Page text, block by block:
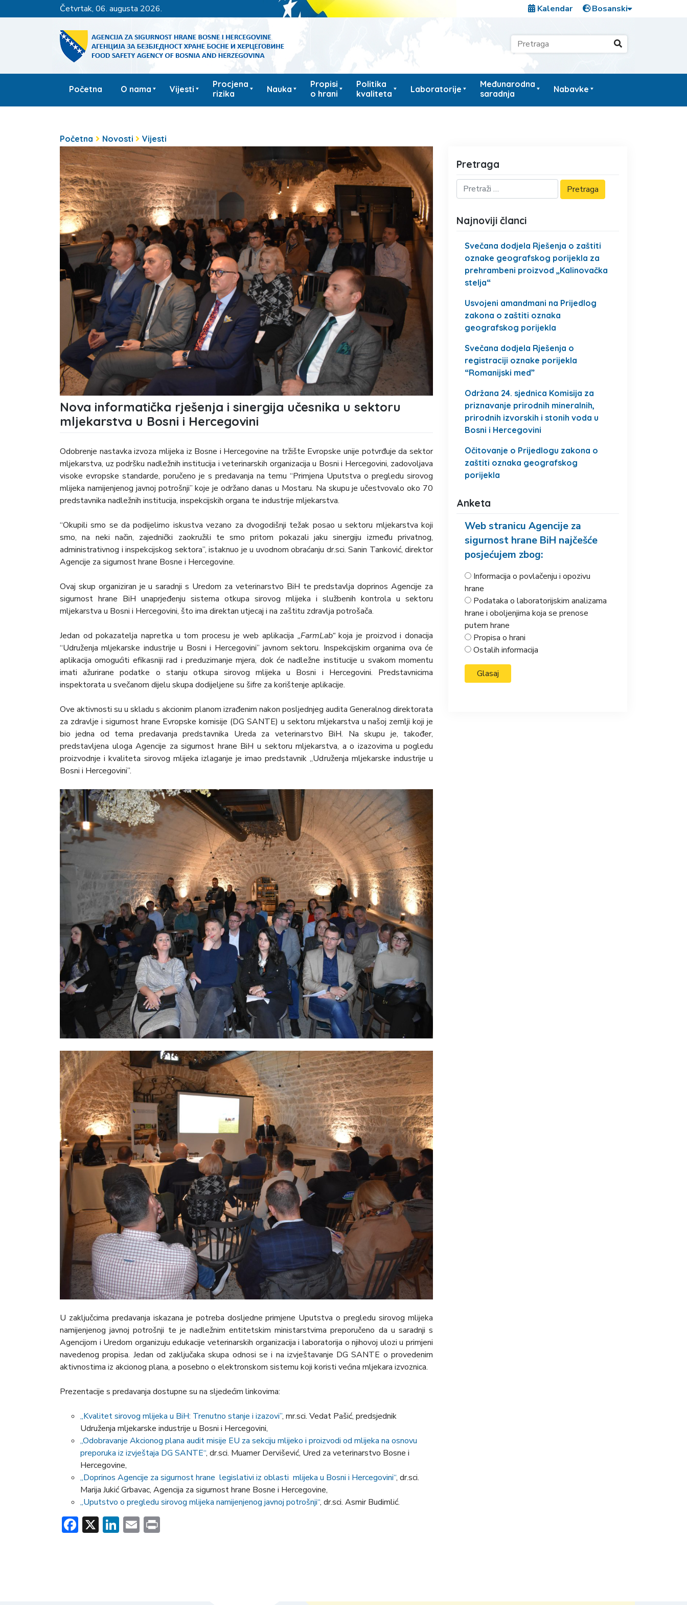
četvrtak, 06. augusta 2026. Kalendar
Početna O nama Vijesti
Procjena
rizika
Nauka
Propisi
o hrani
Politika
kvaliteta
Laboratorije
Međunarodna
saradnja
Nabavke
Početna Novosti Vijesti
Nova informatička rješenja i sinergija učesnika u sektoru
mljekarstva u Bosni i Hercegovini
Odobrenje nastavka izvoza mlijeka iz Bosne i Hercegovine na tržište Evropske unije potvrđuje da sektor
mljekarstva, uz podršku nadležnih institucija i veterinarskih organizacija u Bosni i Hercegovini, zadovoljava
visoke evropske standarde, poručeno je s predavanja na temu “Primjena Uputstva o pregledu sirovog
mlijeka namijenjenog javnoj potrošnji” koje je održano danas u Mostaru. Na skupu je učestvovalo oko 70
predstavnika nadležnih institucija, inspekcijskih organa te industrije mljekarstva.
“Okupili smo se da podijelimo iskustva vezano za dvogodišnji težak posao u sektoru mljekarstva koji
smo, na neki način, zajednički zaokružili te smo pritom pokazali jaku sinergiju između privatnog,
administrativnog i inspekcijskog sektora”, istaknuo je u uvodnom obraćanju dr.sci. Sanin Tanković, direktor
Agencije za sigurnost hrane Bosne i Hercegovine.
Ovaj skup organiziran je u saradnji s Uredom za veterinarstvo BiH te predstavlja doprinos Agencije za
sigurnost hrane BiH unaprjeđenju sistema otkupa sirovog mlijeka i službenih kontrola u sektoru
mljekarstva u Bosni i Hercegovini, što ima direktan utjecaj i na zaštitu zdravlja potrošača.
Jedan od pokazatelja napretka u tom procesu je web aplikacija „FarmLab“koja je proizvod i donacija
“Udruženja mljekarske industrije u Bosni i Hercegovini” javnom sektoru. Inspekcijskim organima ova će
aplikacija omogućiti efikasniji rad i preduzimanje mjera, dok će nadležne institucije u svakom momentu
imati ažurirane podatke o stanju otkupa sirovog mlijeka u Bosni i Hercegovini. Predstavnicima
inspektorata u svečanom dijelu skupa dodijeljene su šifre za korištenje aplikacije.
Ove aktivnosti su u skladu s akcionim planom izrađenim nakon posljednjeg audita Generalnog direktorata
za zdravlje i sigurnost hrane Evropske komisije (DG SANTE) u sektoru mljekarstva u našoj zemlji koji je
bio jedna od tema predavanja predstavnika Ureda za veterinarstvo BiH. Na skupu je, također,
predstavljena uloga Agencije za sigurnost hrane BiH u sektoru mljekarstva, a o izazovima u pogledu
proizvodnje i kvaliteta sirovog mlijeka izlaganje je imao predstavnik „Udruženja mljekarske industrije u
Bosni i Hercegovini”.
U zaključcima predavanja iskazana je potreba dosljedne primjene Uputstva o pregledu sirovog mlijeka
namijenjenog javnoj potrošnji te je nadležnim entitetskim ministarstvima preporučeno da u saradnji s
Agencijom i Uredom organizuju edukacije veterinarskih organizacija i laboratorija o njihovoj ulozi u primjeni
navedenog propisa. Jedan od zaključaka skupa odnosi se i na izvještavanje DG SANTE o provedenim
aktivnostima iz akcionog plana, a posebno o elektronskom sistemu koji koristi većina mljekara izvoznica.
Prezentacije s predavanja dostupne su na sljedećim linkovima:
„Kvalitet sirovog mlijeka u BiH: Trenutno stanje i izazovi”, mr.sci. Vedat Pašić, predsjednik
Udruženja mljekarske industrije u Bosni i Hercegovini,
„Odobravanje Akcionog plana audit misije EU za sekciju mlijeko i proizvodi od mlijeka na osnovu
preporuka iz izvještaja DG SANTE“, dr.sci. Muamer Dervišević, Ured za veterinarstvo Bosne i
Hercegovine,
„Doprinos Agencije za sigurnost hrane legislativi iz oblasti mlijeka u Bosni i Hercegovini“, dr.sci.
Marija Jukić Grbavac, Agencija za sigurnost hrane Bosne i Hercegovine,
„Uputstvo o pregledu sirovog mlijeka namijenjenog javnoj potrošnji“, dr.sci. Asmir Budimlić.
Facebook
X LinkedIn
Email
Pretraga
Najnoviji članci
Svečana dodjela Rješenja o zaštiti
oznake geografskog porijekla za
prehrambeni proizvod „Kalinovačka
stelja“
Usvojeni amandmani na Prijedlog
zakona o zaštiti oznaka
geografskog porijekla
Svečana dodjela Rješenja o
registraciji oznake porijekla
“Romanijski med”
Održana 24. sjednica Komisija za
priznavanje prirodnih mineralnih,
prirodnih izvorskih i stonih voda u
Bosni i Hercegovini
Očitovanje o Prijedlogu zakona o
zaštiti oznaka geografskog
porijekla
Anketa
Web stranicu Agencije za
sigurnost hrane BiH najčešće
posjećujem zbog:
Informacija o povlačenju i opozivu
hrane
Podataka o laboratorijskim analizama
hrane i oboljenjima koja se prenose
putem hrane
Propisa o hrani
Ostalih informacija